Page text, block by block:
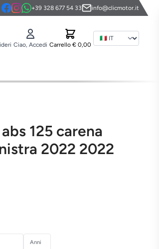
+39 328 677 54 33 info@clicmotor.it
Ciao, Accedi Carrello € 0,00
125 carena
2022 2022
Anni